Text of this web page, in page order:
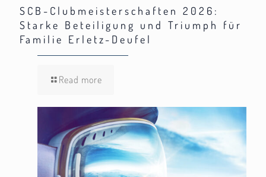
SCB-Clubmeisterschaften 2026:
Starke Beteiligung und Triumph für
Familie Erletz-Deufel
Read more